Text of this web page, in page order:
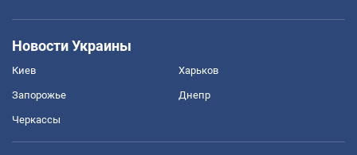
Новости Украины
Киев Харьков
Запорожье Днепр
Черкассы